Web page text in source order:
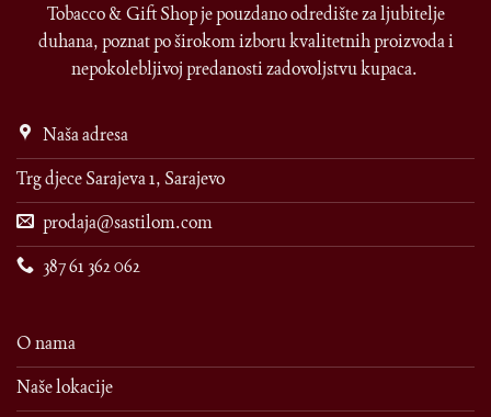
Tobacco & Gift Shop je pouzdano odredište za ljubitelje
duhana, poznat po širokom izboru kvalitetnih proizvoda i
nepokolebljivoj predanosti zadovoljstvu kupaca.
Naša adresa
Trg djece Sarajeva 1, Sarajevo
prodaja@sastilom.com
387 61 362 062
O nama
Naše lokacije